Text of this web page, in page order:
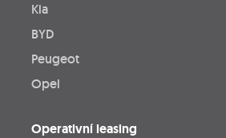
Kia
BYD
Peugeot
Opel
Operativní leasing